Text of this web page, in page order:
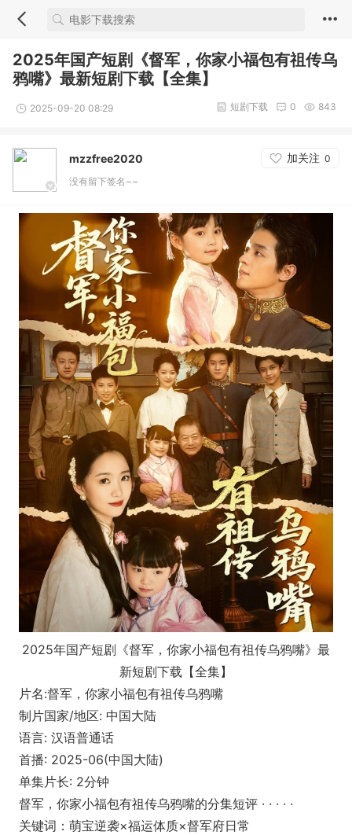
2025年国产短剧《督军，你家小福包有祖传乌
鸦嘴》最新短剧下载【全集】
2025-09-20 08:29 843
0
短剧下载
mzzfree2020 加关注 0
没有留下签名~~
2025年国产短剧《督军，你家小福包有祖传乌鸦嘴》最
新短剧下载【全集】
片名:督军，你家小福包有祖传乌鸦嘴
制片国家/地区: 中国大陆
语言: 汉语普通话
首播: 2025-06(中国大陆)
单集片长: 2分钟
督军，你家小福包有祖传乌鸦嘴的分集短评 · · · · ·
关键词：萌宝逆袭×福运体质×督军府日常